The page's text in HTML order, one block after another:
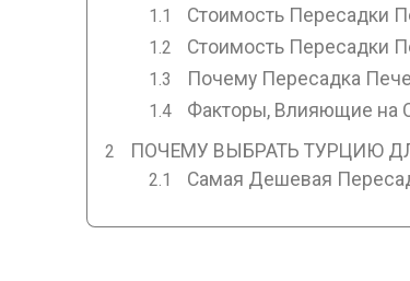
Стоимость Пересадки
Стоимость Пересадки
Почему Пересадка
Факторы, Влияющие на
ПОЧЕМУ ВЫБРАТЬ ТУРЦИЮ
Самая Дешевая